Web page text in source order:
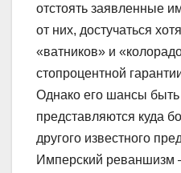
отстоять заявленные
от них, достучаться
«ватников» и
стопроцентной
Однако его шансы
представляются куда
другого известного
Имперский